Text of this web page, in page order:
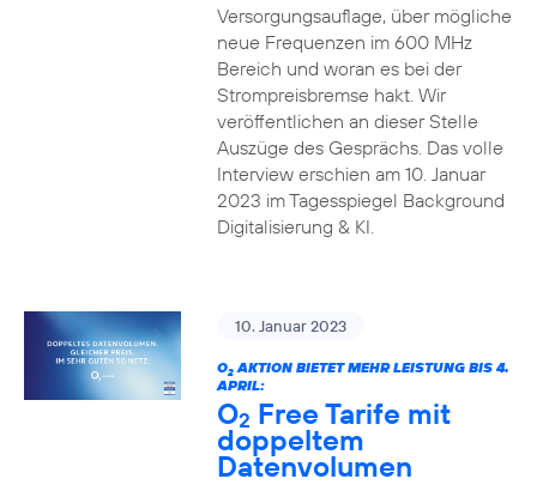
Versorgungsauflage, über mögliche
neue Frequenzen im 600 MHz
Bereich und woran es bei der
Strompreisbremse hakt. Wir
veröffentlichen an dieser Stelle
Auszüge des Gesprächs. Das volle
Interview erschien am 10. Januar
2023 im Tagesspiegel Background
Digitalisierung & KI.
10. Januar 2023
O2AKTION BIETET MEHR LEISTUNG BIS 4.
APRIL:
O2 Free Tarife mit
doppeltem
Datenvolumen